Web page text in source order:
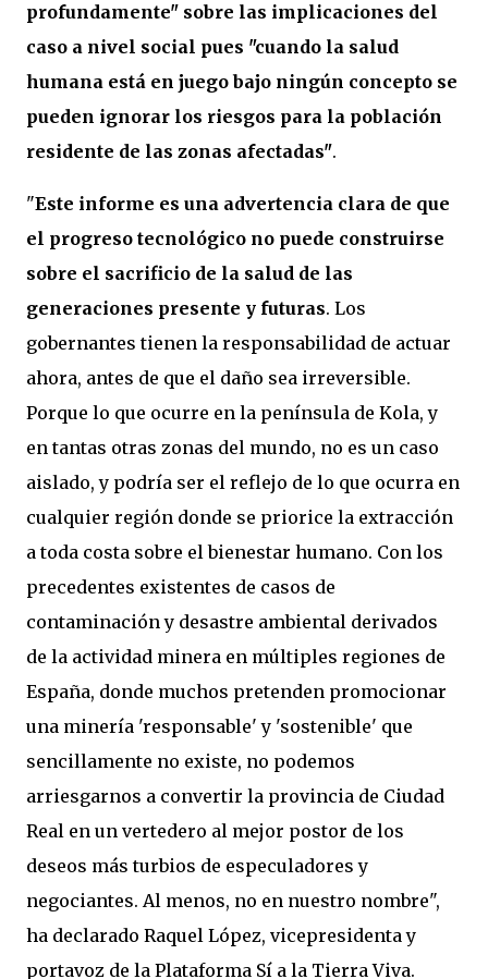
profundamente" sobre las implicaciones del
caso a nivel social pues "cuando la salud
humana está en juego bajo ningún concepto se
pueden ignorar los riesgos para la población
residente de las zonas afectadas".
"Este informe es una advertencia clara de que
el progreso tecnológico no puede construirse
sobre el sacrificio de la salud de las
generaciones presente y futuras. Los
gobernantes tienen la responsabilidad de actuar
ahora, antes de que el daño sea irreversible.
Porque lo que ocurre en la península de Kola, y
en tantas otras zonas del mundo, no es un caso
aislado, y podría ser el reflejo de lo que ocurra en
cualquier región donde se priorice la extracción
a toda costa sobre el bienestar humano. Con los
precedentes existentes de casos de
contaminación y desastre ambiental derivados
de la actividad minera en múltiples regiones de
España, donde muchos pretenden promocionar
una minería 'responsable' y 'sostenible' que
sencillamente no existe, no podemos
arriesgarnos a convertir la provincia de Ciudad
Real en un vertedero al mejor postor de los
deseos más turbios de especuladores y
negociantes. Al menos, no en nuestro nombre",
ha declarado Raquel López, vicepresidenta y
portavoz de la Plataforma Sí a la Tierra Viva.